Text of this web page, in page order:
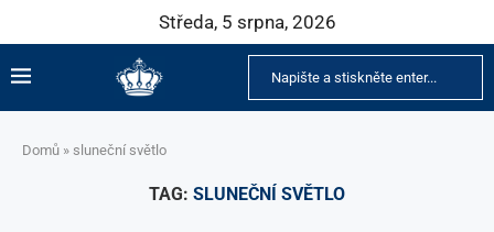
Středa, 5 srpna, 2026
Domů » sluneční světlo
TAG: SLUNEČNÍ SVĚTLO